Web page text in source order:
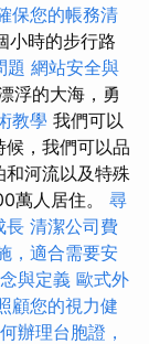
保您的帳務清
小時的步行路
題 網站安全與
浮的大海，勇
教學 我們可以
，我們可以品
和河流以及特殊
萬人居住。 尋
長 清潔公司費
，適合需要安
與定義 歐式外
顧您的視力健
辦理台胞證，